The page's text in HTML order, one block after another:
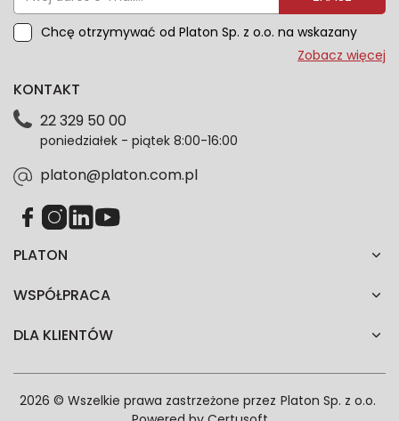
Chcę otrzymywać od Platon Sp. z o.o. na wskazany
przeze mnie adres e-mail informacje marketingowe
dotyczące danych osobowych znajdziesz w naszej
każdym czasie. Wycofanie zgody nie wpłynie na
zgodność z prawem przetwarzania dokonanego przed
Zobacz więcej
PLATON
WSPÓŁPRACA
DLA KLIENTÓW
KONTAKT
22 329 50 00
poniedziałek - piątek 8:00-16:00
platon@platon.com.pl
2026 © Wszelkie prawa zastrzeżone przez Platon Sp. z o.o.